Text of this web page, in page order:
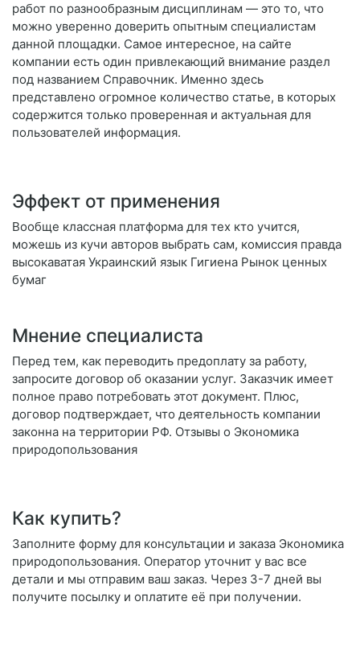
работ по разнообразным дисциплинам — это то, что
можно уверенно доверить опытным специалистам
данной площадки. Самое интересное, на сайте
компании есть один привлекающий внимание раздел
под названием Справочник. Именно здесь
представлено огромное количество статье, в которых
содержится только проверенная и актуальная для
пользователей информация.
Эффект от применения
Вообще классная платформа для тех кто учится,
можешь из кучи авторов выбрать сам, комиссия правда
высокаватая Украинский язык Гигиена Рынок ценных
бумаг
Мнение специалиста
Перед тем, как переводить предоплату за работу,
запросите договор об оказании услуг. Заказчик имеет
полное право потребовать этот документ. Плюс,
договор подтверждает, что деятельность компании
законна на территории РФ. Отзывы о Экономика
природопользования
Как купить?
Заполните форму для консультации и заказа Экономика
природопользования. Оператор уточнит у вас все
детали и мы отправим ваш заказ. Через 3-7 дней вы
получите посылку и оплатите её при получении.